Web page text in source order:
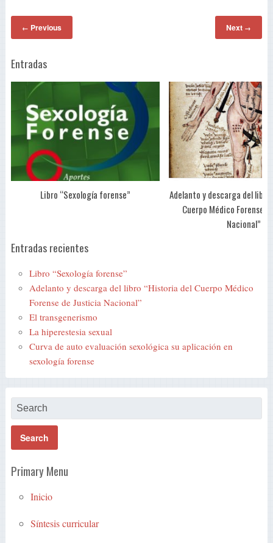
← Previous Next →
Entradas
Libro “Sexología forense”
Adelanto y descarga del
Cuerpo Médico Forense
Nacional”
Entradas recientes
Libro “Sexología forense”
Adelanto y descarga del libro “Historia del Cuerpo Médico
Forense de Justicia Nacional”
El transgenerismo
La hiperestesia sexual
Curva de auto evaluación sexológica su aplicación en
sexología forense
Primary Menu
Inicio
Síntesis curricular